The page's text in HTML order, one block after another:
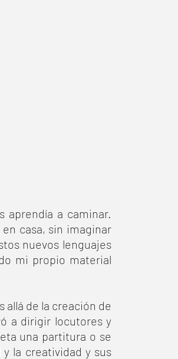
aprendía a caminar.
casa, sin imaginar
nuevos lenguajes
mi propio material
allá de la creación de
a dirigir locutores y
una partitura o se
la creatividad y sus